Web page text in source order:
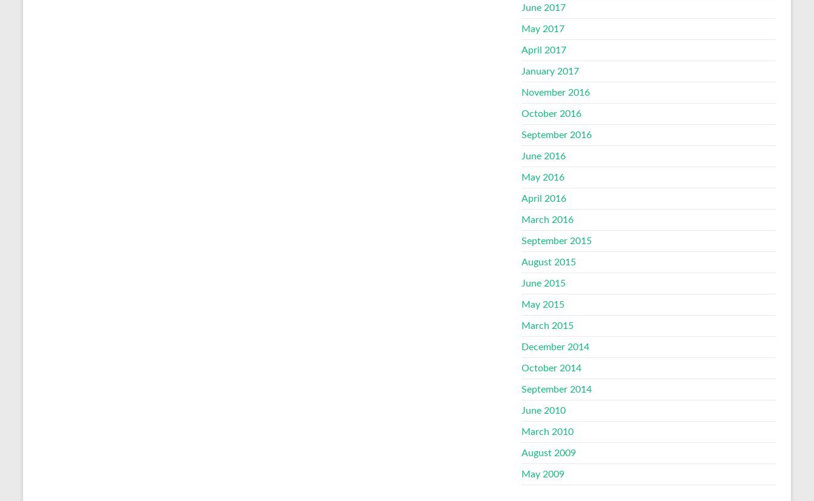
June 2017
May 2017
April 2017
January 2017
November 2016
October 2016
September 2016
June 2016
May 2016
April 2016
March 2016
September 2015
August 2015
June 2015
May 2015
March 2015
December 2014
October 2014
September 2014
June 2010
March 2010
August 2009
May 2009